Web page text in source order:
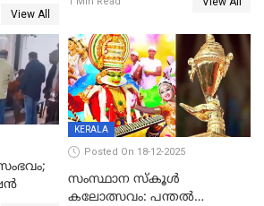
View All
യുവതി
KERALA
Posted On 18-12-2025
സംസ്ഥാന സ്കൂൾ
കലോത്സവം: പന്തൽ